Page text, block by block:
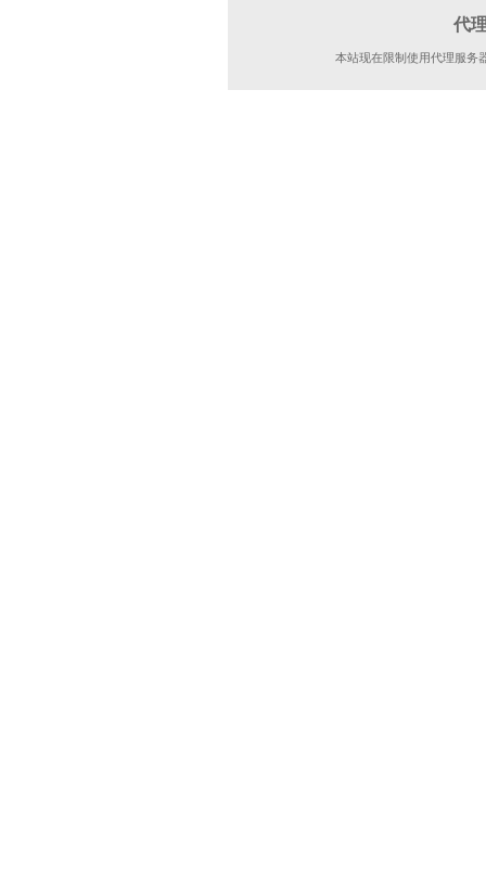
代
本站现在限制使用代理服务